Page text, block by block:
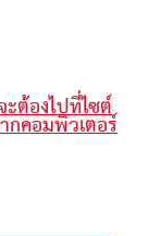
ต้องไปที่ไซต์
กคอมพิวเตอร์